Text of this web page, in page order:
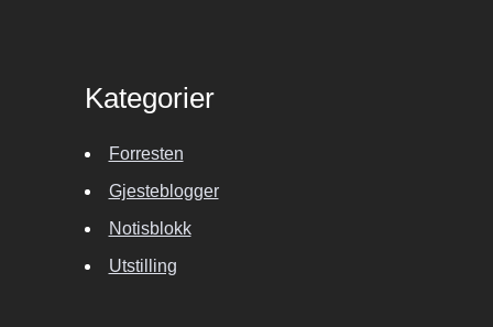
Kategorier
Forresten
Gjesteblogger
Notisblokk
Utstilling